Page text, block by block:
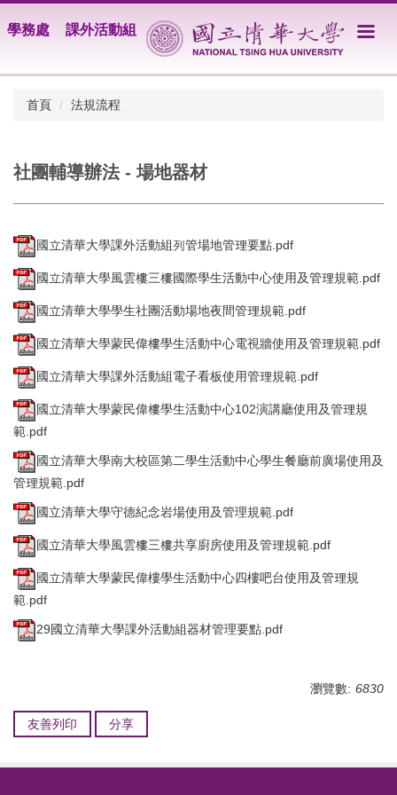
到
學務處 課外活動組
首頁 法規流程
社團輔導辦法 - 場地器材
國立清華大學課外活動組列管場地管理要點.pdf
國立清華大學風雲樓三樓國際學生活動中心使用及管理規範.pdf
國立清華大學學生社團活動場地夜間管理規範.pdf
國立清華大學蒙民偉樓學生活動中心電視牆使用及管理規範.pdf
國立清華大學課外活動組電子看板使用管理規範.pdf
國立清華大學蒙民偉樓學生活動中心102演講廳使用及管理規
範.pdf
國立清華大學南大校區第二學生活動中心學生餐廳前廣場使用及
管理規範.pdf
國立清華大學守德紀念岩場使用及管理規範.pdf
國立清華大學風雲樓三樓共享廚房使用及管理規範.pdf
國立清華大學蒙民偉樓學生活動中心四樓吧台使用及管理規
範.pdf
29國立清華大學課外活動組器材管理要點.pdf
瀏覽數: 6830
友善列印 分享